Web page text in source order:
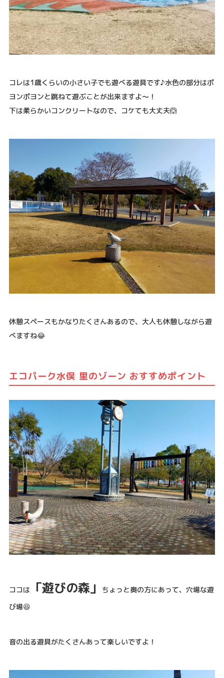
コレは1歳くらいの小さい子でも遊べる遊具です♪水色の部分はポ
ヨンポヨンと跳ねて遊ぶことが出来ますよ〜！
下は柔らかいコンクリートなので、コケても大丈夫🙆
休憩スペースもかなりたくさんあるので、大人も休憩しながら遊
べますね😂
エコパーク水俣 里のゾーン おすすめポイント
ココは 「遊びの森」
ちょっと奥の方にあって、穴場な遊
び場😆
音の出る遊具がたくさんあって楽しいですよ！